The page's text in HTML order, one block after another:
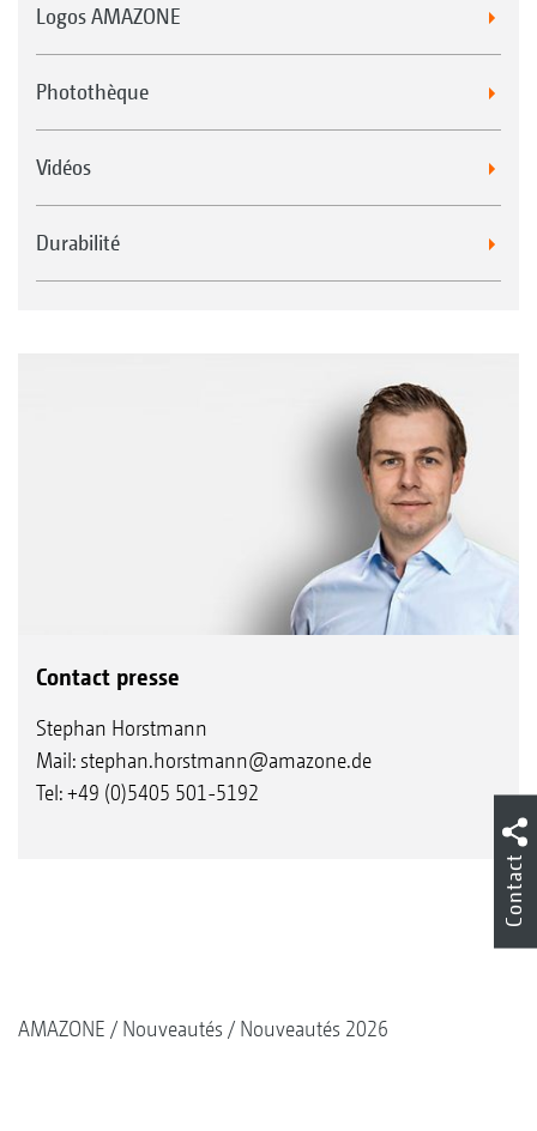
Logos AMAZONE
Photothèque
Vidéos
Durabilité
Contact presse
Stephan Horstmann
Mail:stephan.horstmann@amazone.de
Tel: +49 (0)5405 501-5192
AMAZONE Nouveautés Nouveautés 2026
Contact